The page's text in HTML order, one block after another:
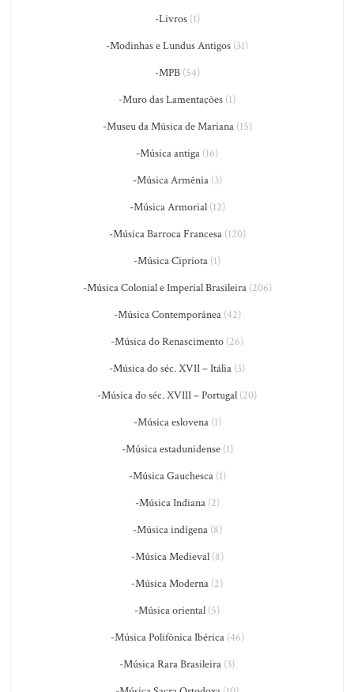
-Livros(1)
-Modinhas e Lundus Antigos (31)
-MPB(54)
-Muro das Lamentações (1)
-Museu da Música de Mariana(15)
-Música antiga (16)
-Música Armênia(3)
-Música Armorial(12)
-Música Barroca Francesa(120)
-Música Cipriota (1)
-Música Colonial e Imperial Brasileira(206)
-Música Contemporânea(42)
-Música do Renascimento (26)
-Música do séc. XVII – Itália (3)
-Música do séc. XVIII – Portugal (20)
-Música eslovena(1)
-Música estadunidense(1)
-Música Gauchesca(1)
-Música Indiana(2)
-Música indígena(8)
-Música Medieval(8)
-Música Moderna (2)
-Música oriental (5)
-Música Polifônica Ibérica(46)
-Música Rara Brasileira (3)